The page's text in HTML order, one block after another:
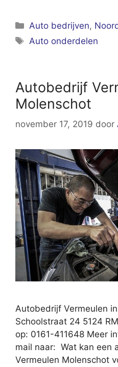
Categorieën
Auto bedrijven,
Tags
Auto onderdelen
Autobedrijf
Molenschot
november 17, 2019 door
Autobedrijf Vermeulen
Schoolstraat 24 5124
op: 0161-411648 Meer
mail naar: Wat kan een
Vermeulen Molenschot